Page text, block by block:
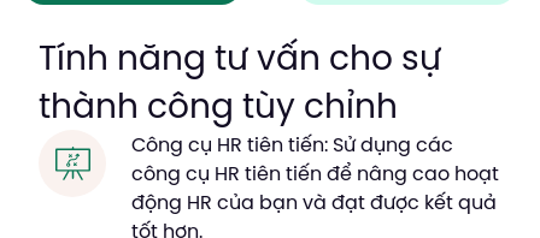
BOOK A DEMO
START FOR FREE
Tính năng tư vấn cho sự
thành công tùy chỉnh
Công cụ HR tiên tiến: Sử dụng các
công cụ HR tiên tiến để nâng cao hoạt
động HR của bạn và đạt được kết quả
tốt hơn.